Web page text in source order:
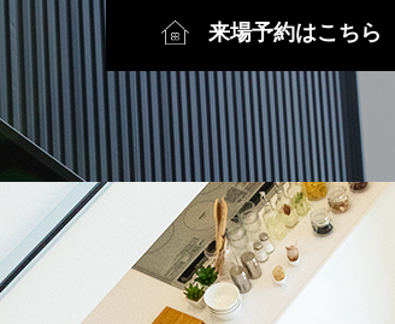
来場予約はこちら